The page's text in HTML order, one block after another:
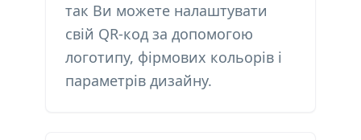
так Ви можете налаштувати
свій QR-код за допомогою
логотипу, фірмових кольорів і
параметрів дизайну.